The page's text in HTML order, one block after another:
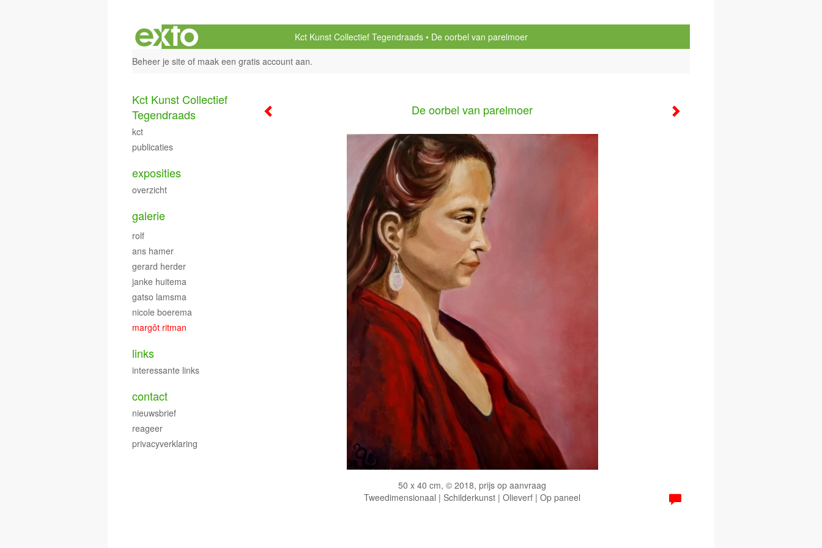
Kct Kunst Collectief Tegendraads
De oorbel van parelmoer
Beheer je site of maak een gratis account aan.
De oorbel van parelmoer
50 x 40 cm, © 2018, prijs op aanvraag
Tweedimensionaal | Schilderkunst | Olieverf | Op paneel
Kct Kunst Collectief
Tegendraads
kct
publicaties
exposities
overzicht
galerie
rolf
ans hamer
gerard herder
janke huitema
gatso lamsma
nicole boerema
margôt ritman
links
interessante links
contact
nieuwsbrief
reageer
privacyverklaring